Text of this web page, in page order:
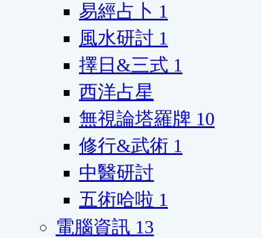
易經占卜 1
風水研討 1
擇日&三式 1
西洋占星
無視論塔羅牌 10
修行&武術 1
中醫研討
五術哈啦 1
電腦資訊 13